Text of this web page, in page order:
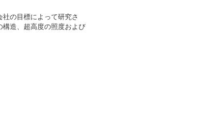
の目標によって研究さ
造、超高度の照度および